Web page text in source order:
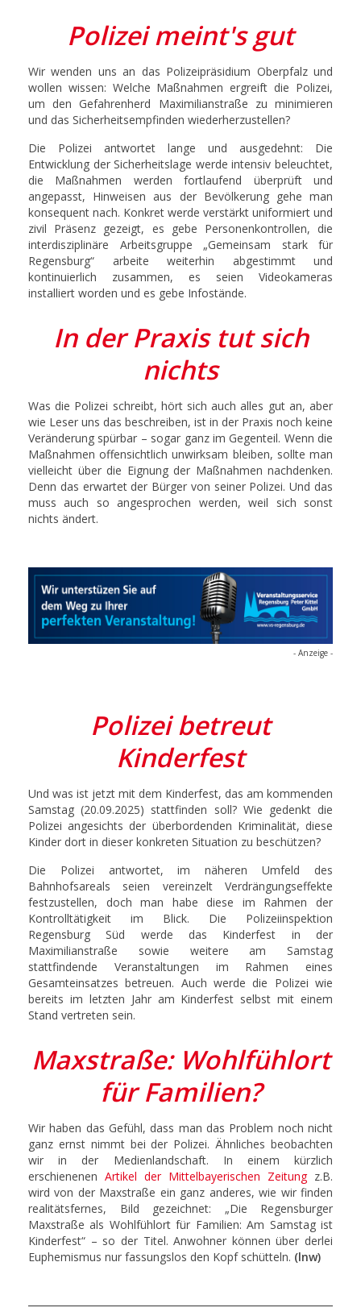
Polizei meint's gut
Wir wenden uns an das Polizeipräsidium Oberpfalz und
wollen wissen: Welche Maßnahmen ergreift die Polizei,
um den Gefahrenherd Maximilianstraße zu minimieren
und das Sicherheitsempfinden wiederherzustellen?
Die Polizei antwortet lange und ausgedehnt: Die
Entwicklung der Sicherheitslage werde intensiv beleuchtet,
die Maßnahmen werden fortlaufend überprüft und
angepasst, Hinweisen aus der Bevölkerung gehe man
konsequent nach. Konkret werde verstärkt uniformiert und
zivil Präsenz gezeigt, es gebe Personenkontrollen, die
interdisziplinäre Arbeitsgruppe „Gemeinsam stark für
Regensburg“ arbeite weiterhin abgestimmt und
kontinuierlich zusammen, es seien Videokameras
installiert worden und es gebe Infostände.
In der Praxis tut sich
nichts
Was die Polizei schreibt, hört sich auch alles gut an, aber
wie Leser uns das beschreiben, ist in der Praxis noch keine
Veränderung spürbar – sogar ganz im Gegenteil. Wenn die
Maßnahmen offensichtlich unwirksam bleiben, sollte man
vielleicht über die Eignung der Maßnahmen nachdenken.
Denn das erwartet der Bürger von seiner Polizei. Und das
muss auch so angesprochen werden, weil sich sonst
nichts ändert.
- Anzeige -
Polizei betreut
Kinderfest
Und was ist jetzt mit dem Kinderfest, das am kommenden
Samstag (20.09.2025) stattfinden soll? Wie gedenkt die
Polizei angesichts der überbordenden Kriminalität, diese
Kinder dort in dieser konkreten Situation zu beschützen?
Die Polizei antwortet, im näheren Umfeld des
Bahnhofsareals seien vereinzelt Verdrängungseffekte
festzustellen, doch man habe diese im Rahmen der
Kontrolltätigkeit im Blick. Die Polizeiinspektion
Regensburg Süd werde das Kinderfest in der
Maximilianstraße sowie weitere am Samstag
stattfindende Veranstaltungen im Rahmen eines
Gesamteinsatzes betreuen. Auch werde die Polizei wie
bereits im letzten Jahr am Kinderfest selbst mit einem
Stand vertreten sein.
Maxstraße: Wohlfühlort
für Familien?
Wir haben das Gefühl, dass man das Problem noch nicht
ganz ernst nimmt bei der Polizei. Ähnliches beobachten
wir in der Medienlandschaft. In einem kürzlich
erschienenen Artikel der Mittelbayerischen Zeitungz.B.
wird von der Maxstraße ein ganz anderes, wie wir finden
realitätsfernes, Bild gezeichnet: „Die Regensburger
Maxstraße als Wohlfühlort für Familien: Am Samstag ist
Kinderfest“ – so der Titel. Anwohner können über derlei
Euphemismus nur fassungslos den Kopf schütteln. (lnw)